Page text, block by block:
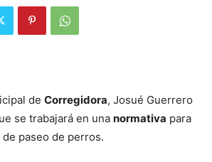
de Corregidora, Josué Guerrero
se trabajará en una normativa para
de paseo de perros.